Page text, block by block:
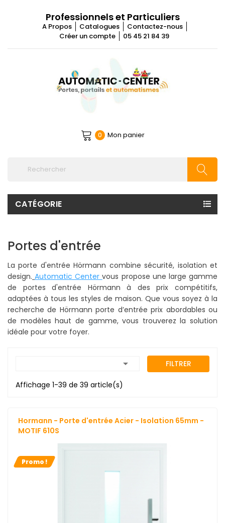
Professionnels et Particuliers
A Propos Catalogues
Contactez-nous
Créer un compte
05 45 21 84 39
0 Mon panier
CATÉGORIE
Portes d'entrée
La porte d'entrée Hörmann combine sécurité, isolation et
design. Automatic Centervous propose une large gamme
de portes d'entrée Hörmann à des prix compétitifs,
adaptées à tous les styles de maison. Que vous soyez à la
recherche de Hörmann porte d’entrée prix abordables ou
de modèles haut de gamme, vous trouverez la solution
idéale pour votre foyer.
 FILTRER
Affichage 1-39 de 39 article(s)
Hormann - Porte d'entrée Acier - Isolation 65mm -
MOTIF 610S
Promo !